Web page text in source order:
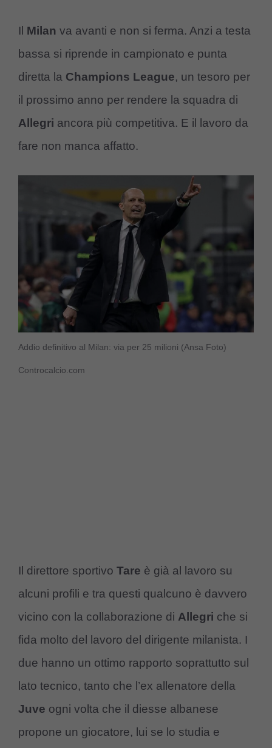
Il Milan va avanti e non si ferma. Anzi a testa
bassa si riprende in campionato e punta
diretta la Champions League, un tesoro per
il prossimo anno per rendere la squadra di
Allegri ancora più competitiva. E il lavoro da
fare non manca affatto.
Addio definitivo al Milan: via per 25 milioni (Ansa Foto)
Controcalcio.com
Il direttore sportivo Tare è già al lavoro su
alcuni profili e tra questi qualcuno è davvero
vicino con la collaborazione di Allegri che si
fida molto del lavoro del dirigente milanista. I
due hanno un ottimo rapporto soprattutto sul
lato tecnico, tanto che l’ex allenatore della
Juve ogni volta che il diesse albanese
propone un giocatore, lui se lo studia e